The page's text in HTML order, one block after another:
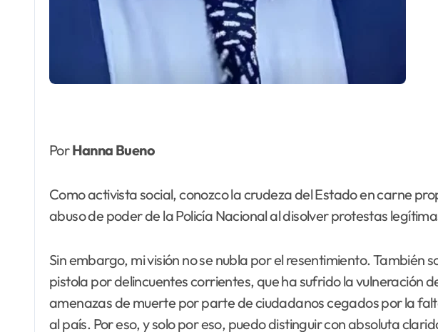
PorHanna Bueno
Como activista social, conozco la crudeza del Estado en carne
abuso de poder de la Policía Nacional al disolver protestas
Sin embargo, mi visión no se nubla por el resentimiento.
pistola por delincuentes corrientes, que ha sufrido la vulneración
amenazas de muerte por parte de ciudadanos cegados por la
al país. Por eso, y solo por eso, puedo distinguir con absoluta